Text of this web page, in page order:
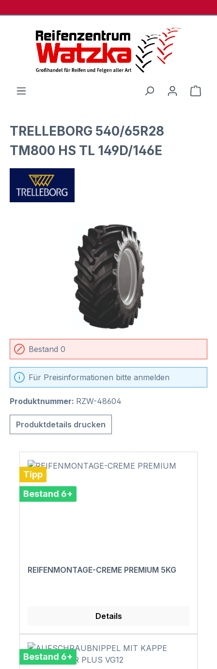
TRELLEBORG 540/65R28
TM800 HS TL 149D/146E
Bildergalerie überspringen
Bestand 0
Für Preisinformationen bitte anmelden
Produktnummer: RZW-48604
Produktdetails drucken
Tipp
Bestand 6+
REIFENMONTAGE-CREME PREMIUM 5KG
Details
Bestand 6+